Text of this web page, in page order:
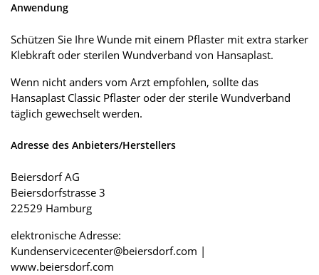
Anwendung
Schützen Sie Ihre Wunde mit einem Pflaster mit extra starker
Klebkraft oder sterilen Wundverband von Hansaplast.
Wenn nicht anders vom Arzt empfohlen, sollte das
Hansaplast Classic Pflaster oder der sterile Wundverband
täglich gewechselt werden.
Adresse des Anbieters/Herstellers
Beiersdorf AG
Beiersdorfstrasse 3
22529 Hamburg
elektronische Adresse:
Kundenservicecenter@beiersdorf.com |
www.beiersdorf.com